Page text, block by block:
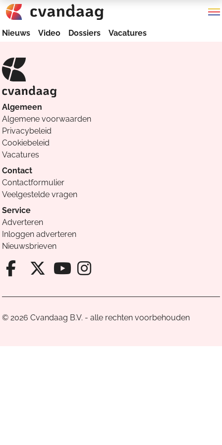
Nieuws Video Dossiers Vacatures
Algemeen
Algemene voorwaarden
Privacybeleid
Cookiebeleid
Vacatures
Contact
Contactformulier
Veelgestelde vragen
Service
Adverteren
Inloggen adverteren
Nieuwsbrieven
Facebook van Cvandaag
X van Cvandaag
Instagram van
© 2026 Cvandaag B.V. - alle rechten voorbehouden